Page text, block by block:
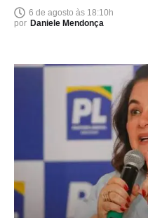
6 de agosto às 18:10h
por Daniele Mendonça